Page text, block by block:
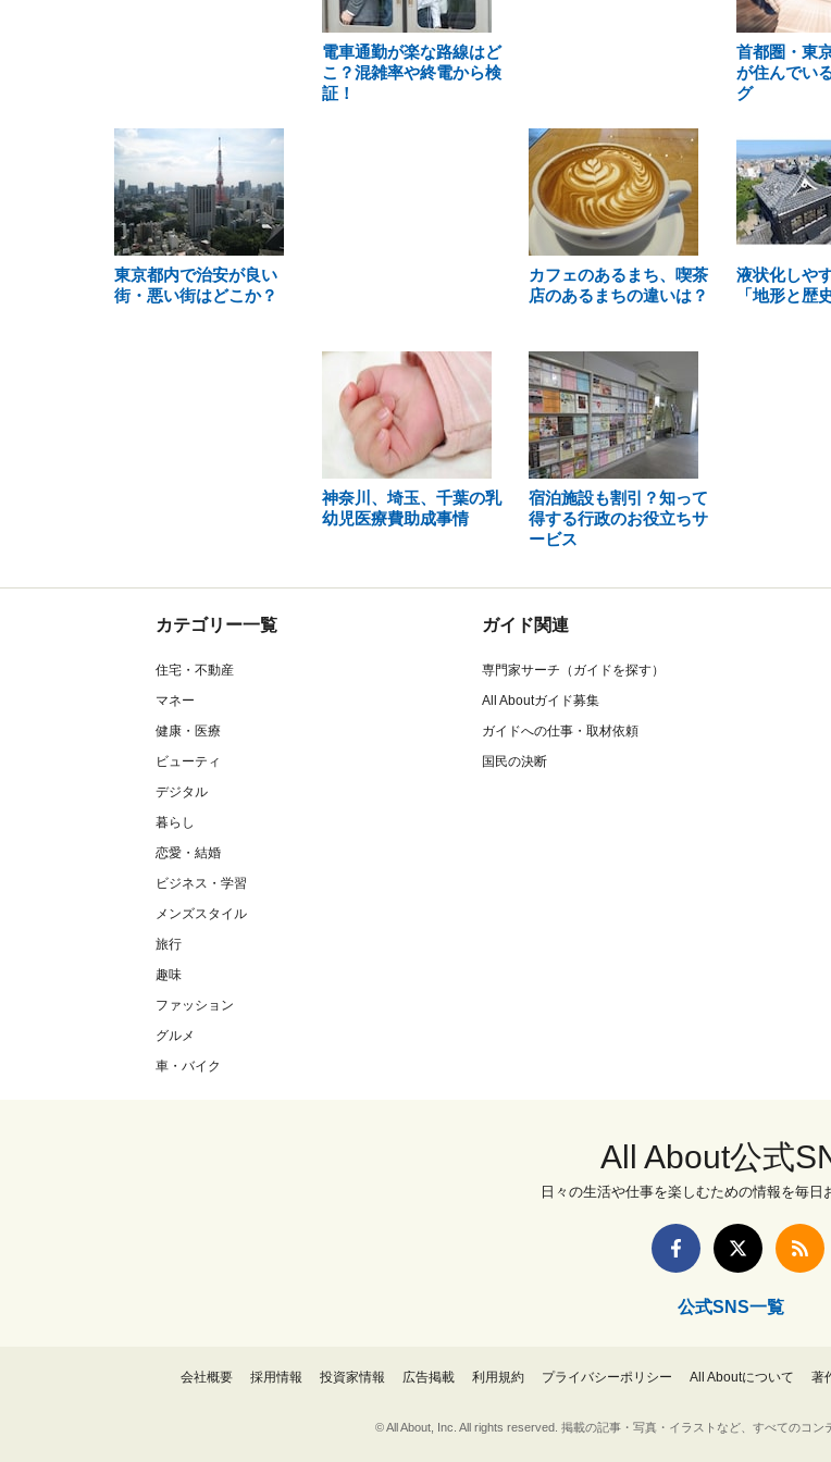
電車通勤が楽な路線はど
こ？混雑率や終電から検
証！
首都圏・東
が住んでい
グ
東京都内で治安が良い
街・悪い街はどこか？
カフェのあるまち、喫茶
店のあるまちの違いは？
液状化しや
「地形と歴
神奈川、埼玉、千葉の乳
幼児医療費助成事情
宿泊施設も割引？知って
得する行政のお役立ちサ
ービス
カテゴリー一覧
住宅・不動産
マネー
健康・医療
ビューティ
デジタル
暮らし
恋愛・結婚
ビジネス・学習
メンズスタイル
旅行
趣味
ファッション
グルメ
車・バイク
ガイド関連
専門家サーチ（ガイドを探す）
All Aboutガイド募集
ガイドへの仕事・取材依頼
国民の決断
All About公式
日々の生活や仕事を楽しむための情報を毎日
公式SNS一覧
会社概要 採用情報 投資家情報 広告掲載 利用規約 プライバシーポリシー All Aboutについて 著
© All About, Inc. All rights reserved. 掲載の記事・写真・イラストなど、すべてのコ